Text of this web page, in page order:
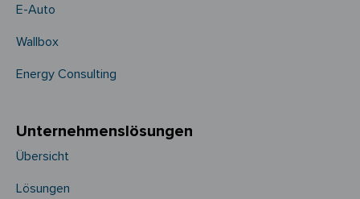
E-Auto
Wallbox
Energy Consulting
Unternehmens­­lösungen
Übersicht
Lösungen